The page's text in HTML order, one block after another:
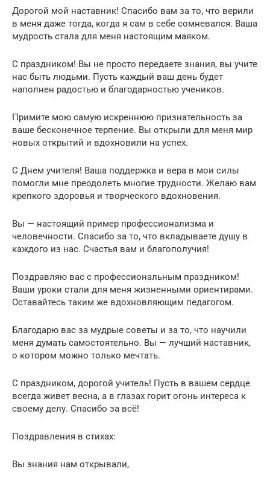
Дорогой мой наставник! Спасибо вам за то, что верили
в меня даже тогда, когда я сам в себе сомневался. Ваша
мудрость стала для меня настоящим маяком.
С праздником! Вы не просто передаете знания, вы учите
нас быть людьми. Пусть каждый ваш день будет
наполнен радостью и благодарностью учеников.
Примите мою самую искреннюю признательность за
ваше бесконечное терпение. Вы открыли для меня мир
новых открытий и вдохновили на успех.
С Днем учителя! Ваша поддержка и вера в мои силы
помогли мне преодолеть многие трудности. Желаю вам
крепкого здоровья и творческого вдохновения.
Вы — настоящий пример профессионализма и
человечности. Спасибо за то, что вкладываете душу в
каждого из нас. Счастья вам и благополучия!
Поздравляю вас с профессиональным праздником!
Ваши уроки стали для меня жизненными ориентирами.
Оставайтесь таким же вдохновляющим педагогом.
Благодарю вас за мудрые советы и за то, что научили
меня думать самостоятельно. Вы — лучший наставник,
о котором можно только мечтать.
С праздником, дорогой учитель! Пусть в вашем сердце
всегда живет весна, а в глазах горит огонь интереса к
своему делу. Спасибо за всё!
Поздравления в стихах:
Вы знания нам открывали,